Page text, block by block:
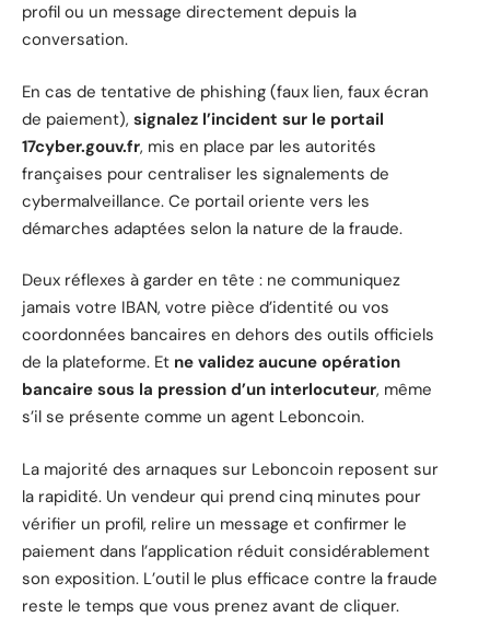
profil ou un message directement depuis la
conversation.
En cas de tentative de phishing (faux lien, faux écran
de paiement), signalez l’incident sur le portail
17cyber.gouv.fr, mis en place par les autorités
françaises pour centraliser les signalements de
cybermalveillance. Ce portail oriente vers les
démarches adaptées selon la nature de la fraude.
Deux réflexes à garder en tête : ne communiquez
jamais votre IBAN, votre pièce d’identité ou vos
coordonnées bancaires en dehors des outils officiels
de la plateforme. Et ne validez aucune opération
bancaire sous la pression d’un interlocuteur, même
s’il se présente comme un agent Leboncoin.
La majorité des arnaques sur Leboncoin reposent sur
la rapidité. Un vendeur qui prend cinq minutes pour
vérifier un profil, relire un message et confirmer le
paiement dans l’application réduit considérablement
son exposition. L’outil le plus efficace contre la fraude
reste le temps que vous prenez avant de cliquer.